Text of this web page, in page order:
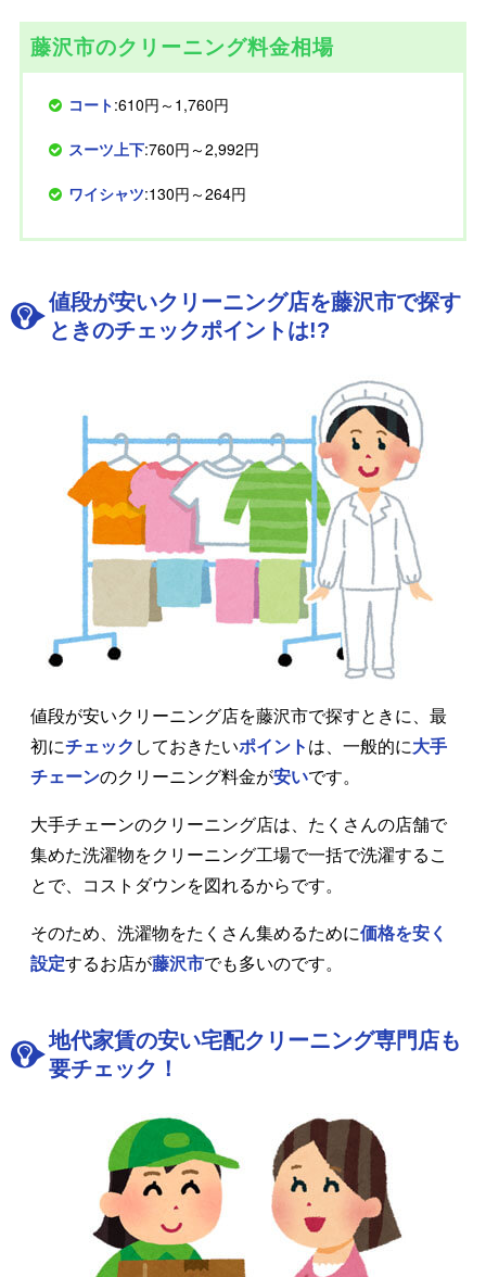
藤沢市のクリーニング料金相場
コート:610円～1,760円
スーツ上下:760円～2,992円
ワイシャツ:130円～264円
値段が安いクリーニング店を藤沢市で探す
ときのチェックポイントは!?
値段が安いクリーニング店を藤沢市で探すときに、最
初にチェック しておきたいポイント は、一般的に大手
チェーンのクリーニング料金が安いです。
大手チェーンのクリーニング店は、たくさんの店舗で
集めた洗濯物をクリーニング工場で一括で洗濯するこ
とで、コストダウンを図れるからです。
そのため、洗濯物をたくさん集めるために価格を安く
設定するお店が藤沢市でも多いのです。
地代家賃の安い宅配クリーニング専門店も
要チェック！